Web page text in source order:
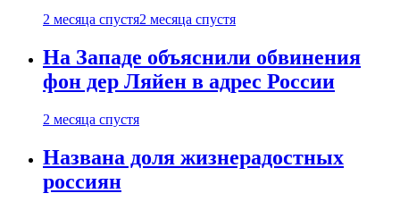
2 месяца спустя2 месяца спустя
На Западе объяснили обвинения
фон дер Ляйен в адрес России
2 месяца спустя
Названа доля жизнерадостных
россиян